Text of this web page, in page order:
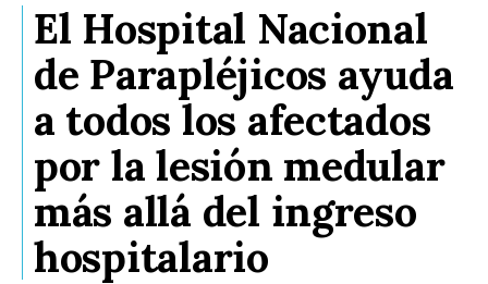
El Hospital Nacional
de Parapléjicos ayuda
a todos los afectados
por la lesión medular
más allá del ingreso
hospitalario